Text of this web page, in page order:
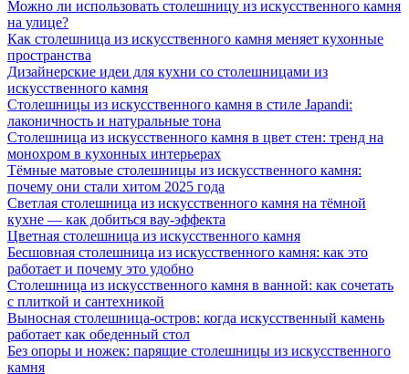
Можно ли использовать столешницу из искусственного камня
на улице?
Как столешница из искусственного камня меняет кухонные
пространства
Дизайнерские идеи для кухни со столешницами из
искусственного камня
Столешницы из искусственного камня в стиле Japandi:
лаконичность и натуральные тона
Столешница из искусственного камня в цвет стен: тренд на
монохром в кухонных интерьерах
Тёмные матовые столешницы из искусственного камня:
почему они стали хитом 2025 года
Светлая столешница из искусственного камня на тёмной
кухне — как добиться вау-эффекта
Цветная столешница из искусственного камня
Бесшовная столешница из искусственного камня: как это
работает и почему это удобно
Столешница из искусственного камня в ванной: как сочетать
с плиткой и сантехникой
Выносная столешница-остров: когда искусственный камень
работает как обеденный стол
Без опоры и ножек: парящие столешницы из искусственного
камня